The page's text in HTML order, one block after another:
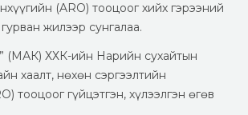
(ARO) тооцоог хийх гэрээний
жилээр сунгалаа.
(МАК) ХХК-ийн Нарийн сухайтын
хаалт, нөхөн сэргээлтийн
тооцоог гүйцэтгэн, хүлээлгэн өгөв